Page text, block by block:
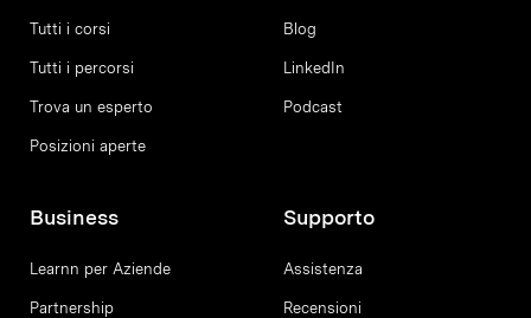
Tutti i corsi
Tutti i percorsi
Trova un esperto
Posizioni aperte
Blog
LinkedIn
Podcast
Business
Learnn per Aziende
Partnership
Supporto
Assistenza
Recensioni